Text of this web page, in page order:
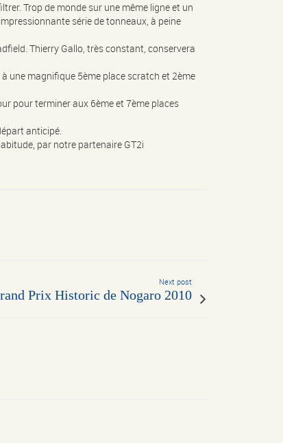
Trop de monde sur une même ligne et un
série de tonneaux, à peine
Thierry Gallo, très constant, conservera
une magnifique 5ème place scratch et 2ème
pour terminer aux 6ème et 7ème places
anticipé.
par notre partenaire GT2i
Next post
Prix Historic de Nogaro 2010